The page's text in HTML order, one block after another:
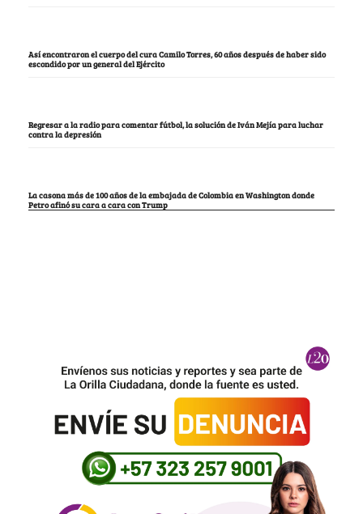
Así encontraron el cuerpo del cura Camilo Torres, 60 años después de haber sido
escondido por un general del Ejército
Regresar a la radio para comentar fútbol, la solución de Iván Mejía para luchar
contra la depresión
La casona más de 100 años de la embajada de Colombia en Washington donde
Petro afinó su cara a cara con Trump